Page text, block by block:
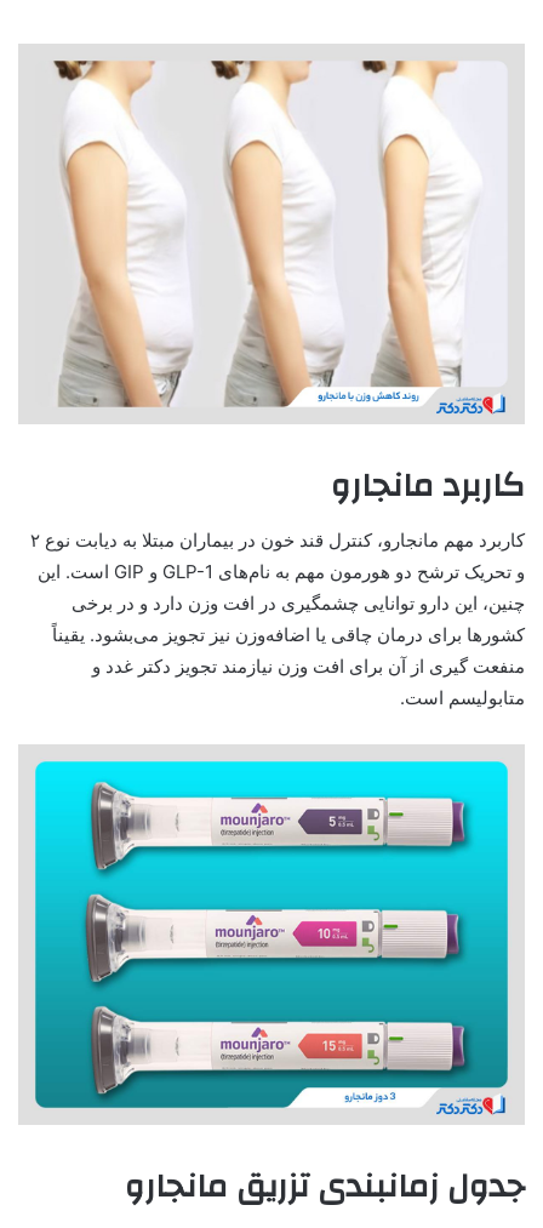
کاربرد مانجارو
کاربرد مهم مانجارو، کنترل قند خون در بیماران مبتلا به دیابت نوع ۲
و تحریک ترشح دو هورمون مهم به نام‌های GLP-1 و GIP است. این
چنین، این دارو توانایی چشمگیری در افت وزن دارد و در برخی
کشورها برای درمان چاقی یا اضافه‌وزن نیز تجویز می‌بشود. یقیناً
منفعت گیری از آن برای افت وزن نیازمند تجویز دکتر غدد و
متابولیسم است.
جدول زمانبندی تزریق مانجارو